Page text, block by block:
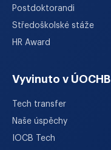
Postdoktorandi
Středoškolské stáže
HR Award
Vyvinuto v ÚOCHB
Tech transfer
Naše úspěchy
IOCB Tech